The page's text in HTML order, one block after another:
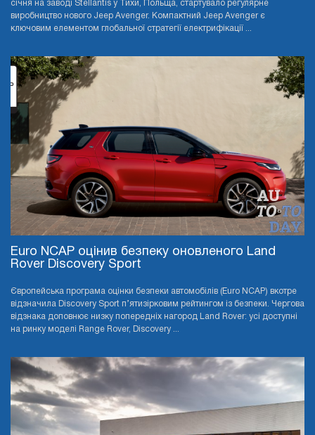
січня на заводі Stellantis у Тихи, Польща, стартувало регулярне
виробництво нового Jeep Avenger. Компактний Jeep Avenger є
ключовим елементом глобальної стратегії електрифікації ...
Euro NCAP оцінив безпеку оновленого Land
Rover Discovery Sport
Європейська програма оцінки безпеки автомобілів (Euro NCAP) вкотре
відзначила Discovery Sport п’ятизірковим рейтингом із безпеки. Чергова
відзнака доповнює низку попередніх нагород Land Rover: усі доступні
на ринку моделі Range Rover, Discovery ...